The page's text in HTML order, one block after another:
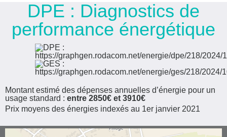
DPE : Diagnostics de
performance énergétique
Montant estimé des dépenses annuelles d’énergie pour un
usage standard : entre 2850€ et 3910€
Prix moyens des énergies indexés au 1er janvier 2021